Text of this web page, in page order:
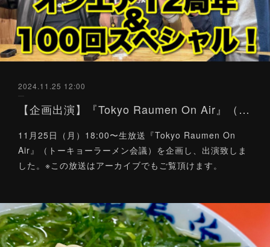
2024.11.25 12:00
【企画出演】『Tokyo Raumen On Air』（トーキョーラーメン会議）11/25
11月25日（月）18:00〜生放送『Tokyo Raumen On
Air』（トーキョーラーメン会議）を企画し、出演致しま
した。※この放送はアーカイブでもご覧頂けます。